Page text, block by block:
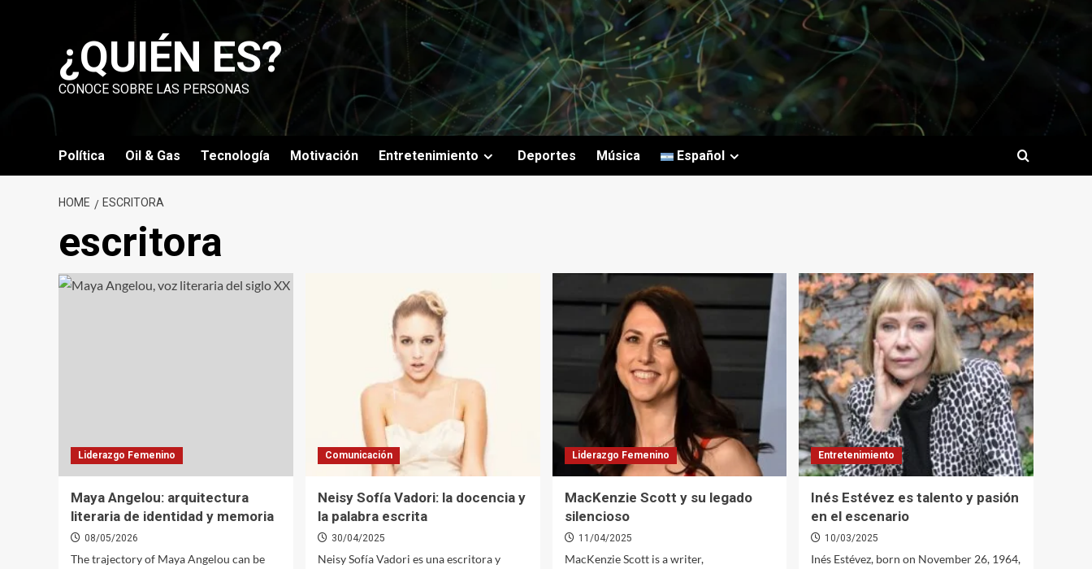
¿QUIÉN ES?
CONOCE SOBRE LAS PERSONAS
Política Oil & Gas Tecnología Motivación Entretenimiento Deportes Música Español
HOME ESCRITORA
escritora
Liderazgo Femenino
Maya Angelou: arquitectura
literaria de identidad y memoria
08/05/2026
The trajectory of Maya Angelou can be
Comunicación
Neisy Sofía Vadori: la docencia y
la palabra escrita
30/04/2025
Neisy Sofía Vadori es una escritora y
Liderazgo Femenino
MacKenzie Scott y su legado
silencioso
11/04/2025
MacKenzie Scott is a writer,
Entretenimiento
Inés Estévez es talento y pasión
en el escenario
10/03/2025
Inés Estévez, born on November 26, 1964,